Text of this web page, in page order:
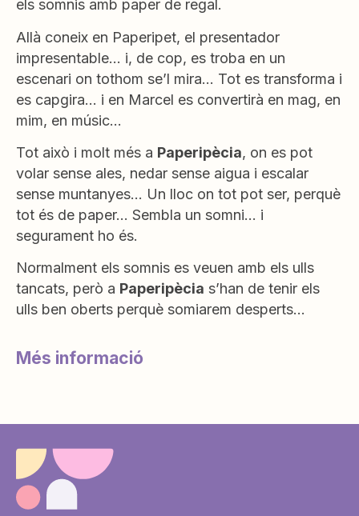
els somnis amb paper de regal.
Allà coneix en Paperipet, el presentador
impresentable… i, de cop, es troba en un
escenari on tothom se’l mira… Tot es transforma i
es capgira… i en Marcel es convertirà en mag, en
mim, en músic…
Tot això i molt més a Paperipècia, on es pot
volar sense ales, nedar sense aigua i escalar
sense muntanyes… Un lloc on tot pot ser, perquè
tot és de paper… Sembla un somni… i
segurament ho és.
Normalment els somnis es veuen amb els ulls
tancats, però a Paperipècia s’han de tenir els
ulls ben oberts perquè somiarem desperts…
Més informació